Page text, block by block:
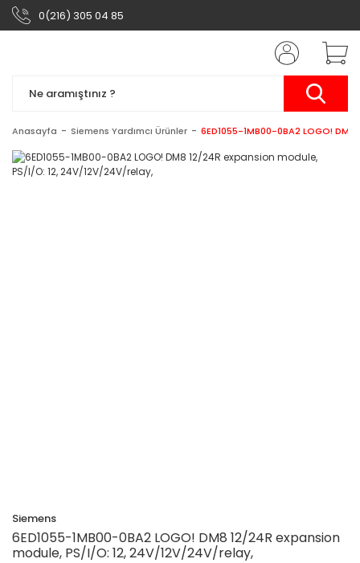
0(216) 305 04 85
Anasayfa Siemens Yardımcı Ürünler 6ED1055-1MB00-0BA2 LOGO!
Siemens
6ED1055-1MB00-0BA2 LOGO! DM8 12/24R expansion
module, PS/I/O: 12, 24V/12V/24V/relay,